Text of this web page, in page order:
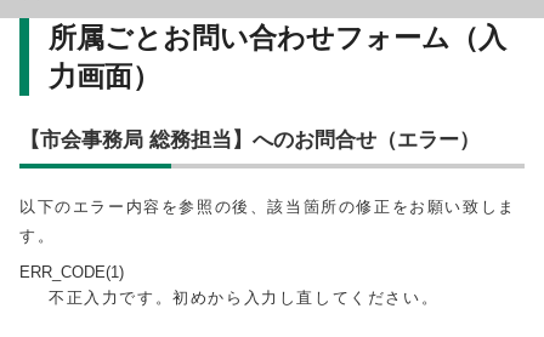
所属ごとお問い合わせフォーム（入
力画面）
【市会事務局 総務担当】へのお問合せ（エラー）
以下のエラー内容を参照の後、該当箇所の修正をお願い致しま
す。
ERR_CODE(1)
不正入力です。初めから入力し直してください。